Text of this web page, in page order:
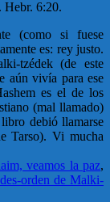
Hebr. 6:20.
(como si fuese
es: rey justo.
tzédek (de este
aún vivía para ese
es el de los
(mal llamado)
debió llamarse
Tarso). Vi mucha
veamos la paz,
orden de Malki-